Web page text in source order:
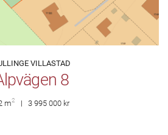
VILLASTAD
8
m2 3 995 000 kr